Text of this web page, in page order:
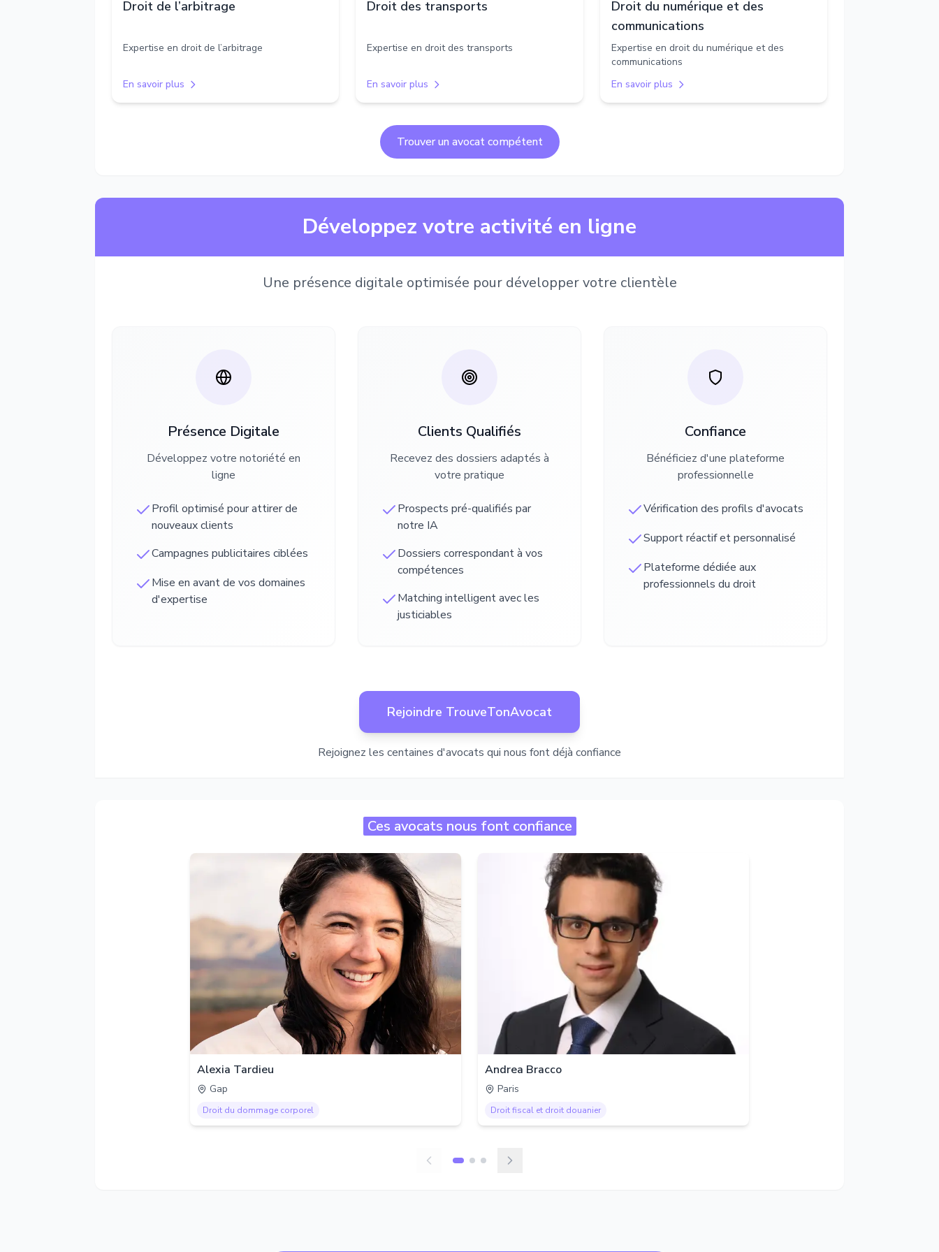
Droit de l’arbitrage
Expertise en droit de l’arbitrage
En savoir plus
Droit des transports
Expertise en droit des transports
En savoir plus
Droit du numérique et des
communications
Expertise en droit du numérique et des
communications
En savoir plus
Trouver un avocat compétent
Développez votre activité en ligne
Une présence digitale optimisée pour développer votre clientèle
Présence Digitale
Développez votre notoriété en
ligne
Profil optimisé pour attirer de
nouveaux clients
Campagnes publicitaires ciblées
Mise en avant de vos domaines
d'expertise
Clients Qualifiés
Recevez des dossiers adaptés à
votre pratique
Prospects pré-qualifiés par
notre IA
Dossiers correspondant à vos
compétences
Matching intelligent avec les
justiciables
Confiance
Bénéficiez d'une plateforme
professionnelle
Vérification des profils d'avocats
Support réactif et personnalisé
Plateforme dédiée aux
professionnels du droit
Rejoindre TrouveTonAvocat
Rejoignez les centaines d'avocats qui nous font déjà confiance
Ces avocats nous font confiance
Alexia Tardieu
Gap
Droit du dommage corporel
Andrea Bracco
Paris
Droit fiscal et droit douanier